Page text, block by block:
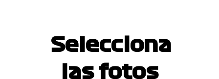
Selecciona
las fotos